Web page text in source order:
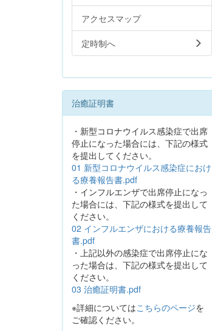
アクセスマップ
定時制へ
治癒証明書
・新型コロナウイルス感染症で出席
停止になった場合には、下記の様式
を提出してください。
01 新型コロナウイルス感染症におけ
る療養報告書.pdf
・インフルエンザで出席停止になっ
た場合には、下記の様式を提出して
ください。
02 インフルエンザにおける療養報告
書.pdf
・上記以外の感染症で出席停止にな
った場合は、下記の様式を提出して
ください。
03 治癒証明書.pdf
※詳細についてはこちらのページを
ご確認ください。